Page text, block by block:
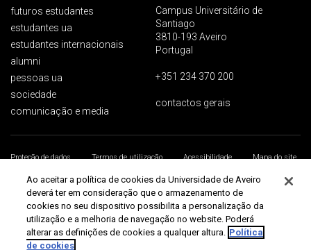
futuros estudantes
estudantes ua
estudantes internacionais
alumni
pessoas ua
sociedade
comunicação e media
Campus Universitário de
Santiago
3810-193 Aveiro
Portugal
+351 234 370 200
contactos gerais
Proteção de dados Termos de utilização Acessibilidade
Mapa do site
Universidade de Aveiro 2026
Ao aceitar a política de cookies da Universidade de Aveiro
deverá ter em consideração que o armazenamento de
cookies no seu dispositivo possibilita a personalização da
utilização e a melhoria de navegação no website. Poderá
alterar as definições de cookies a qualquer altura. Política
de cookies